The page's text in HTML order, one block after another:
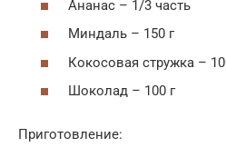
Ананас – 1/3 часть
Миндаль – 150 г
Кокосовая стружка –
Шоколад – 100 г
Приготовление: